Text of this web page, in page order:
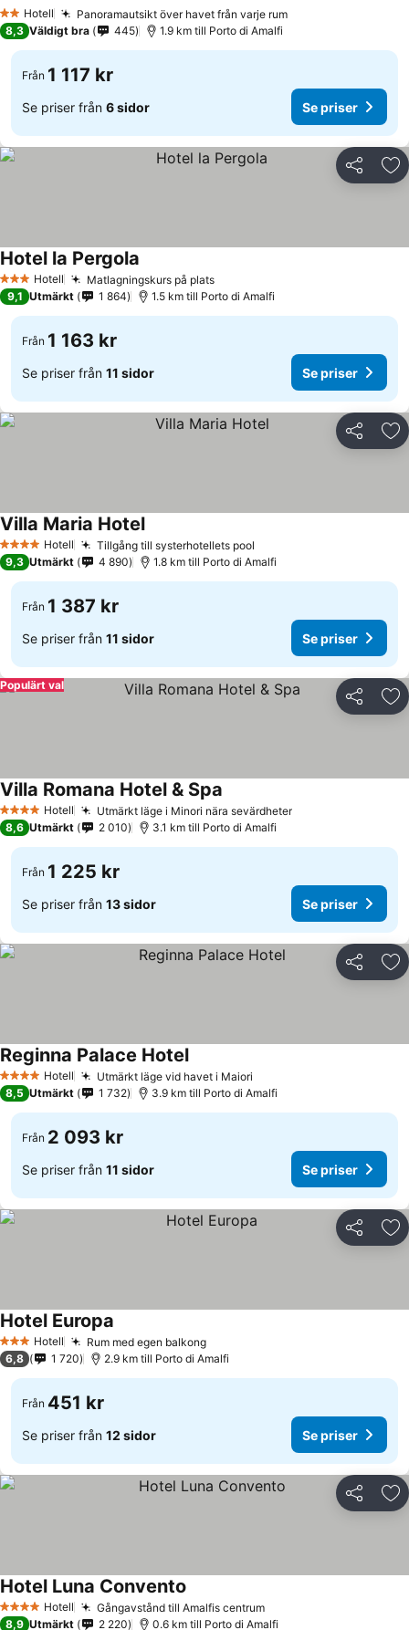
2 Stjärnor
Hotell Panoramautsikt över havet från varje rum
8,3 Väldigt bra 445 1.9 km till Porto di Amalfi
Från 1 117 kr
Se priser från 6 sidor Se priser
Dela
3 StjärnorHotell Matlagningskurs på plats
Hotel la Pergola
9,1 Utmärkt 1 864 1.5 km till Porto di Amalfi
Från 1 163 kr
Se priser från 11 sidor Se priser
Dela
4 StjärnorHotell Tillgång till systerhotellets pool
Villa Maria Hotel
9,3 Utmärkt 4 890 1.8 km till Porto di Amalfi
Från 1 387 kr
Se priser från 11 sidor Se priser
Dela
Populärt val
4 StjärnorHotell Utmärkt läge i Minori nära sevärdheter
Villa Romana Hotel & Spa
8,6 Utmärkt 2 010 3.1 km till Porto di Amalfi
Från 1 225 kr
Se priser från 13 sidor Se priser
Dela
4 StjärnorHotell Utmärkt läge vid havet i Maiori
Reginna Palace Hotel
8,5 Utmärkt 1 732 3.9 km till Porto di Amalfi
Från 2 093 kr
Se priser från 11 sidor Se priser
Dela
3 StjärnorHotell Rum med egen balkong
Hotel Europa
6,8 1 720 2.9 km till Porto di Amalfi
Från 451 kr
Se priser från 12 sidor Se priser
Dela
4 StjärnorHotell Gångavstånd till Amalfis centrum
Hotel Luna Convento
8,9 Utmärkt 2 220 0.6 km till Porto di Amalfi